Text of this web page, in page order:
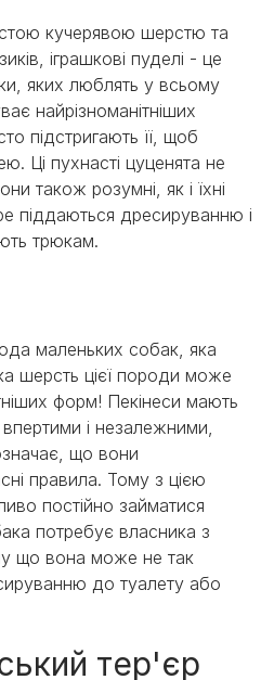
кучерявою шерстю та
іграшкові пуделі - це
яких люблять у всьому
найрізноманітніших
підстригають її, щоб
Ці пухнасті цуценята не
також розумні, як і їхні
піддаються дресируванню і
трюкам.
маленьких собак, яка
шерсть цієї породи може
форм! Пекінеси мають
і незалежними,
що вони
правила. Тому з цією
постійно займатися
потребує власника з
що вона може не так
до туалету або
тер'єр